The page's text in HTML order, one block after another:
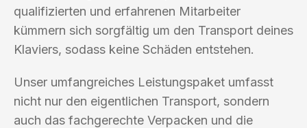
qualifizierten und erfahrenen Mitarbeiter
kümmern sich sorgfältig um den Transport deines
Klaviers, sodass keine Schäden entstehen.
Unser umfangreiches Leistungspaket umfasst
nicht nur den eigentlichen Transport, sondern
auch das fachgerechte Verpacken und die